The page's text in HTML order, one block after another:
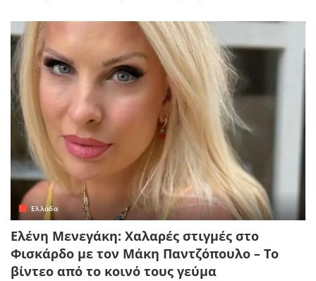
Ελλάδα
Ελένη Μενεγάκη: Χαλαρές στιγμές στο
Φισκάρδο με τον Μάκη Παντζόπουλο – Το
βίντεο από το κοινό τους γεύμα